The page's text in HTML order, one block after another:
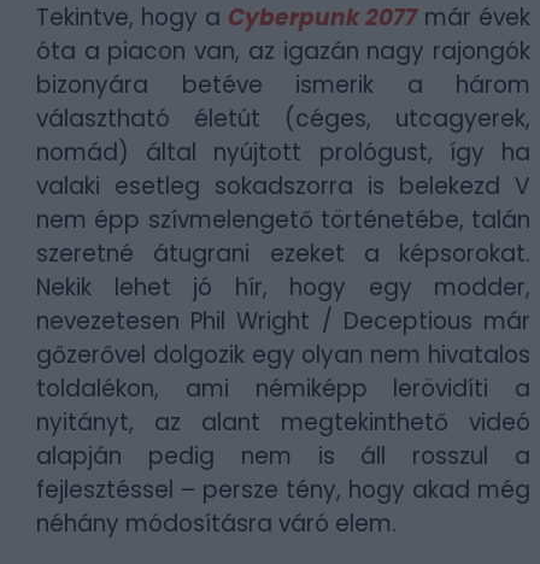
Tekintve, hogy a Cyberpunk 2077már évek
óta a piacon van, az igazán nagy rajongók
bizonyára betéve ismerik a három
választható életút (céges, utcagyerek,
nomád) által nyújtott prológust, így ha
valaki esetleg sokadszorra is belekezd V
nem épp szívmelengető történetébe, talán
szeretné átugrani ezeket a képsorokat.
Nekik lehet jó hír, hogy egy modder,
nevezetesen Phil Wright / Deceptious már
gőzerővel dolgozik egy olyan nem hivatalos
toldalékon, ami némiképp lerövidíti a
nyitányt, az alant megtekinthető videó
alapján pedig nem is áll rosszul a
fejlesztéssel – persze tény, hogy akad még
néhány módosításra váró elem.